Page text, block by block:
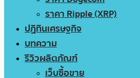
ราคา Ripple (XRP)
ปฏิทินเศรษฐกิจ
บทความ
รีวิวผลิตภัณฑ์
เว็บซื้อขาย